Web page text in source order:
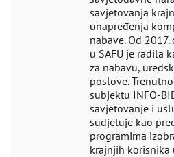
savjetovanja
unapređenja
nabave. Od
u SAFU je radila
za nabavu,
poslove.
subjektu INFO-
savjetovanje i
sudjeluje kao
programima
krajnjih korisnika